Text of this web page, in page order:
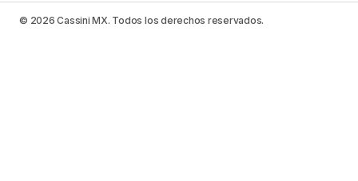
© 2026 Cassini MX. Todos los derechos reservados.